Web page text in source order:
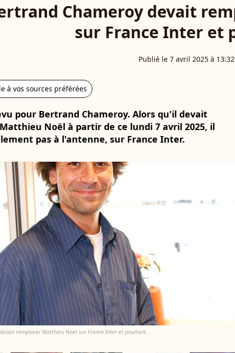
Chameroy devait
sur France Inter et
Publié le 7 avril 2025 à 13:32
à vos sources préférées
pour Bertrand Chameroy. Alors qu'il devait
Noël à partir de ce lundi 7 avril 2025, il
pas à l'antenne, sur France Inter.
remplacer Matthieu Noël sur France Inter et pourtant...